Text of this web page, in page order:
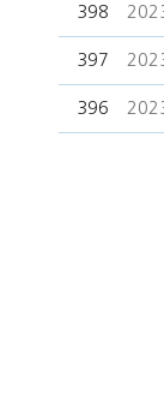
398
397
396